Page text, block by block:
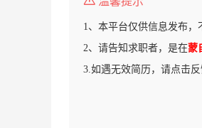
1、本平台仅供信息发布，
2、请告知求职者，是在蒙
3.如遇无效简历，请点击